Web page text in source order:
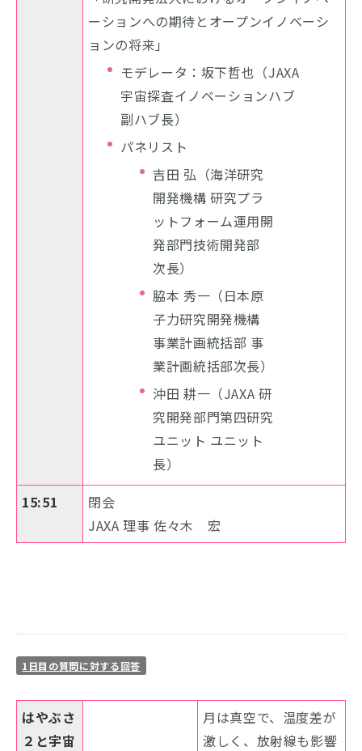
ーションへの期待とオープンイノベーシ
ョンの将来」
モデレータ：坂下哲也（JAXA
宇宙探査イノベーションハブ
副ハブ長）
パネリスト
吉田 弘（海洋研究
開発機構 研究プラ
ットフォーム運用開
発部門技術開発部
次長）
脇本 秀一（日本原
子力研究開発機構
事業計画統括部 事
業計画統括部次長）
沖田 耕一（JAXA 研
究開発部門第四研究
ユニット ユニット
長）
15:51
閉会
JAXA 理事 佐々木 宏
1日目の質問に対する回答
はやぶさ
２と宇宙
月は真空で、温度差が
激しく、放射線も影響